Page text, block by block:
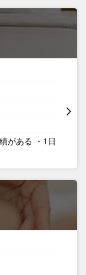
がある ・1日